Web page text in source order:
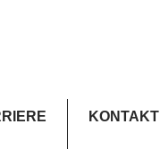
KONTAKT